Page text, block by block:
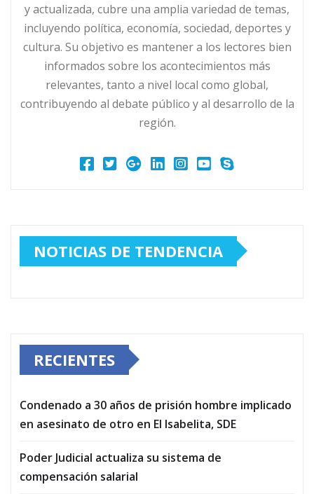
y actualizada, cubre una amplia variedad de temas,
incluyendo política, economía, sociedad, deportes y
cultura. Su objetivo es mantener a los lectores bien
informados sobre los acontecimientos más
relevantes, tanto a nivel local como global,
contribuyendo al debate público y al desarrollo de la
región.
NOTICIAS DE TENDENCIA
RECIENTES
Condenado a 30 años de prisión hombre implicado
en asesinato de otro en El Isabelita, SDE
Poder Judicial actualiza su sistema de
compensación salarial